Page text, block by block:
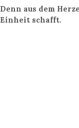
Denn aus dem
Einheit schafft.